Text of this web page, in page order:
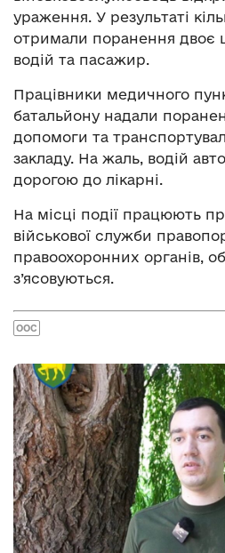
ураження. У результаті
отримали поранення двоє
водій та пасажир.
Працівники медичного
батальйону надали
допомоги та
закладу. На жаль, водій
дорогою до лікарні.
На місці події працюють
військової служби
правоохоронних органів,
з’ясовуються.
ООС